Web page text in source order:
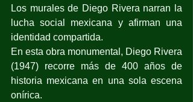
Los murales de Diego Rivera narran la
lucha social mexicana y afirman una
identidad compartida.
En esta obra monumental, Diego Rivera
(1947) recorre más de 400 años de
historia mexicana en una sola escena
onírica.